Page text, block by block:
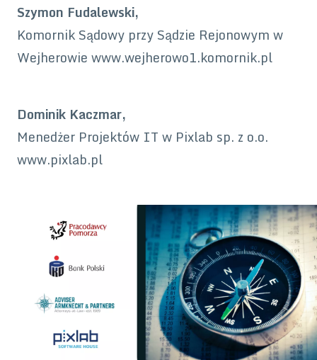
Szymon Fudalewski,
Komornik Sądowy przy Sądzie Rejonowym w
Wejherowie www.wejherowo1.komornik.pl
Dominik Kaczmar,
Menedżer Projektów IT w Pixlab sp. z o.o.
www.pixlab.pl